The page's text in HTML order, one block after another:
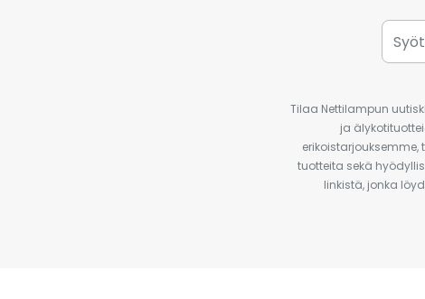
Tilaa Nettilampun
ja
tuotteita sekä
linkistä, jonka